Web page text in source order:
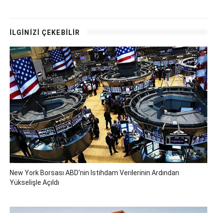
İLGİNİZİ ÇEKEBİLİR
New York Borsası ABD'nin Istihdam Verilerinin Ardından
Yükselişle Açıldı